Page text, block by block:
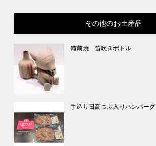
その他のお土産品
備前焼 笛吹きボトル
手造り日高つぶ入りハンバーグ